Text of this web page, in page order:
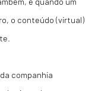
o conteúdo (virtual)
companhia